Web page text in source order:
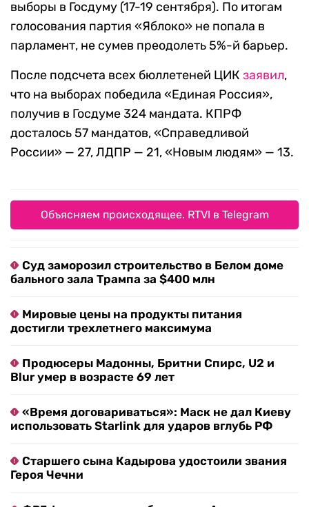
выборы в Госдуму (17-19 сентября). По итогам
голосования партия «Яблоко» не попала в
парламент, не сумев преодолеть 5%-й барьер.
После подсчета всех бюллетеней ЦИК заявил,
что на выборах победила ​«Единая Россия»,
получив в Госдуме 324 мандата. КПРФ
досталось 57 мандатов, «Справедливой
России» — 27, ЛДПР — 21, «Новым людям» — 13.
Объясняем происходящее. RTVI в Telegram
Суд заморозил строительство в Белом доме
бального зала Трампа за $400 млн
Мировые цены на продукты питания
достигли трехлетнего максимума
Продюсеры Мадонны, Бритни Спирс, U2 и
Blur умер в возрасте 69 лет
«Время договариваться»: Маск не дал Киеву
использовать Starlink для ударов вглубь РФ
Старшего сына Кадырова удостоили звания
Героя Чечни